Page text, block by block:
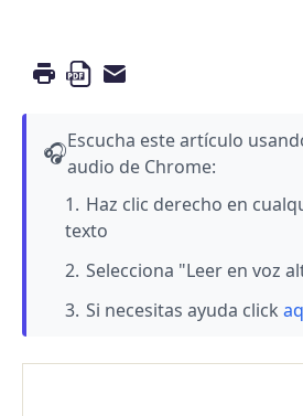
🎧Escucha este artículo
audio de Chrome:
Haz clic derecho en
texto
Selecciona "Leer en voz
Si necesitas ayuda click